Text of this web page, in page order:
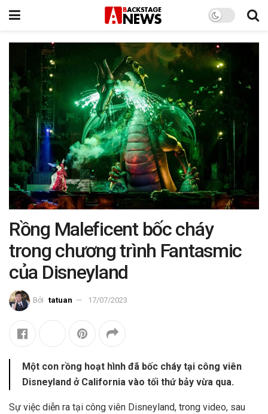
Rồng Maleficent bốc cháy
trong chương trình Fantasmic
của Disneyland
Bởi tatuan 17/07/2023
Một con rồng hoạt hình đã bốc cháy tại công viên
Disneyland ở California vào tối thứ bảy vừa qua.
Sự việc diễn ra tại công viên Disneyland, trong video, sau